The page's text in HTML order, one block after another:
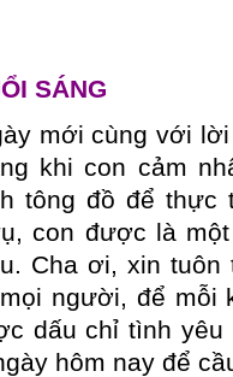
SÁNG
mới cùng với
khi con cảm
tông đồ để thực
con được là
Cha ơi, xin tuôn
người, để mỗi
dấu chỉ tình yêu
hôm nay để